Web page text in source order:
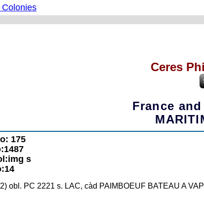
Ceres
France
175
s
obl. PC 2221 s. LAC, càd PAIMBOEUF BATEAU A